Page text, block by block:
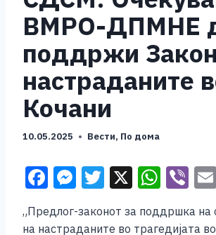
ВМРО-ДПМНЕ
поддржи
настраданите
Кочани
10.05.2025 Вести, По дома
F
c
M
ss
T
tt
X W
at
Vi
er
„Предлог-законот за поддршка на
на настраданите во трагедијата